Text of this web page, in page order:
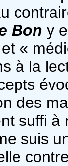
Bon y
«
à la
des
suffi
suis